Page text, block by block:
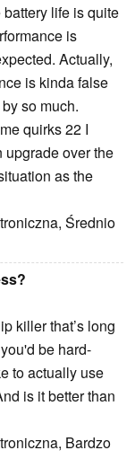
life is quite
is
Actually,
is kinda false
so much.
quirks 22 I
upgrade over the
as the
Średnio
killer that’s long
be hard-
to actually use
is it better than
Bardzo